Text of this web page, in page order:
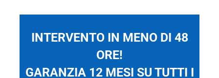
INTERVENTO IN MENO DI 48
ORE!
GARANZIA 12 MESI SU TUTTI I